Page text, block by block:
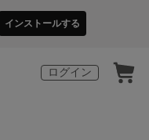
インストールする
ログイン